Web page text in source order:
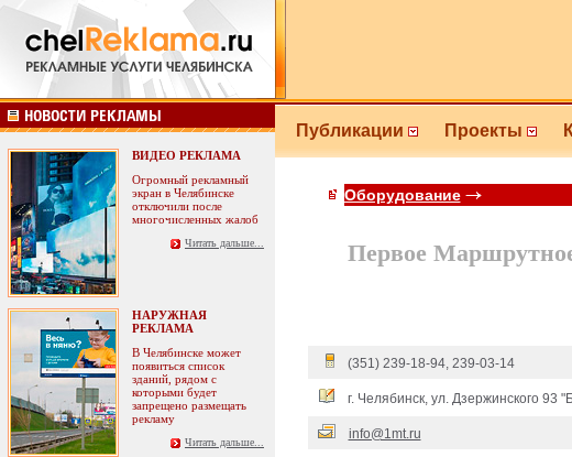
ВИДЕО РЕКЛАМА
Огромный рекламный
экран в Челябинске
отключили после
многочисленных жалоб
Читать дальше...
НАРУЖНАЯ
РЕКЛАМА
В Челябинске может
появиться список
зданий, рядом с
которыми будет
запрещено размещать
рекламу
Читать дальше...
Публикации Проекты
Оборудование
Первое
(351) 239-18-94, 239-03-14
г. Челябинск, ул. Дзержинского 93
info@1mt.ru